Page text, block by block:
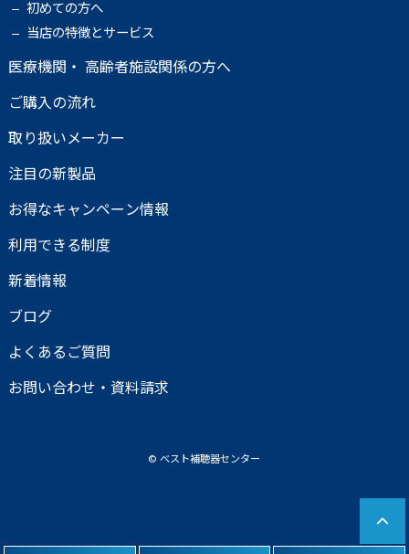
初めての方へ
当店の特徴とサービス
医療機関・ 高齢者施設関係の方へ
ご購入の流れ
取り扱いメーカー
注目の新製品
お得なキャンペーン情報
利用できる制度
新着情報
ブログ
よくあるご質問
お問い合わせ・資料請求
© べスト補聴器センター